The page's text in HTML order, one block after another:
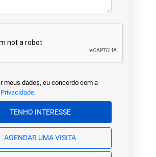
meus dados, eu concordo com a
.
TENHO INTERESSE
AGENDAR UMA VISITA